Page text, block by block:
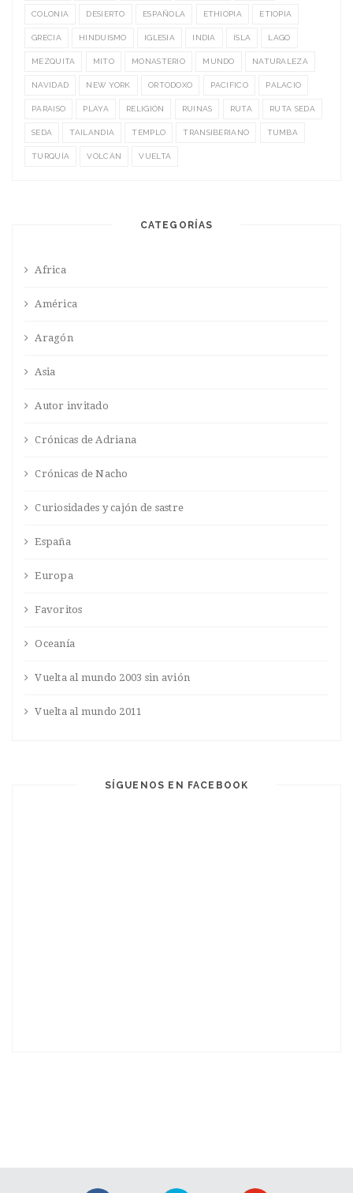
COLONIA DESIERTO ESPAÑOLA ETHIOPIA ETIOPIA
GRECIA HINDUISMO IGLESIA INDIA ISLA LAGO
MEZQUITA MITO MONASTERIO MUNDO NATURALEZA
NAVIDAD NEW YORK ORTODOXO PACIFICO PALACIO
PARAISO PLAYA RELIGIÓN RUINAS RUTA RUTA SEDA
SEDA TAILANDIA TEMPLO TRANSIBERIANO TUMBA
TURQUÍA VOLCÁN VUELTA
CATEGORÍAS
Africa
América
Aragón
Asia
Autor invitado
Crónicas de Adriana
Crónicas de Nacho
Curiosidades y cajón de sastre
España
Europa
Favoritos
Oceanía
Vuelta al mundo 2003 sin avión
Vuelta al mundo 2011
SÍGUENOS EN FACEBOOK